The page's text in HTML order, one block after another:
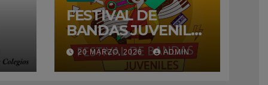
FESTIVAL DE
BANDAS JUVENILES
– 2026
20 MARZO, 2026 ADMIN